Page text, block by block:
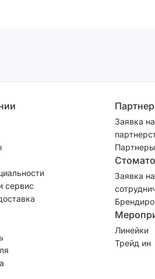
сервис
Заявка на
Заявка на
Линейки
Трейд ин